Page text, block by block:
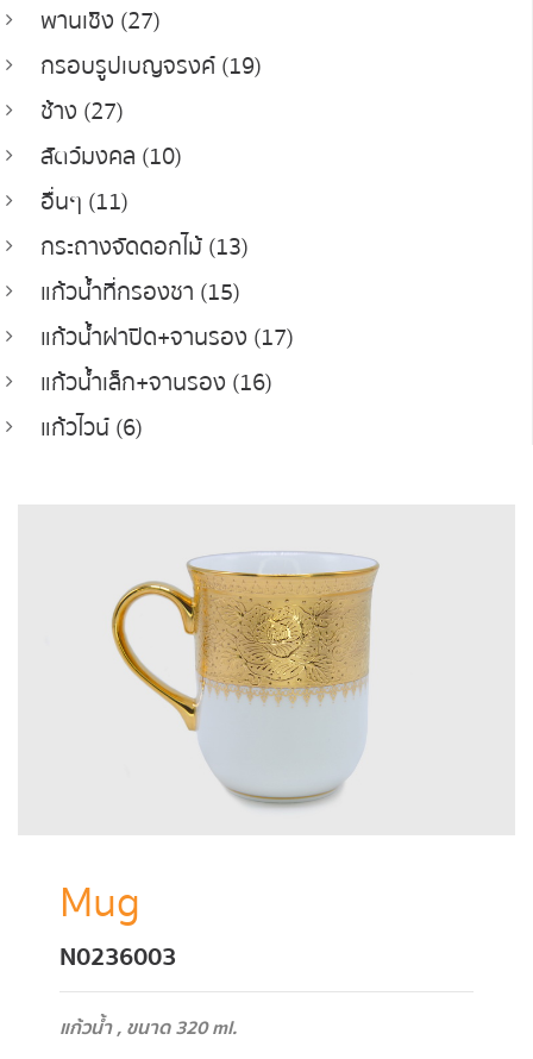
พานเชิง (27)
กรอบรูปเบญจรงค์ (19)
ช้าง (27)
สัตว์มงคล (10)
อื่นๆ (11)
กระถางจัดดอกไม้ (13)
แก้วน้ำที่กรองชา (15)
แก้วน้ำฝาปิด+จานรอง (17)
แก้วน้ำเล็ก+จานรอง (16)
แก้วไวน์ (6)
Mug
N0236003
แก้วน้ำ , ขนาด 320 ml.